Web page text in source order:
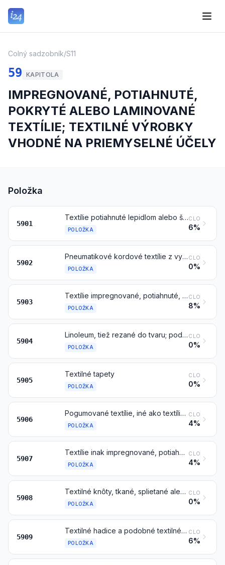
Colný sadzobník/S11
59 KAPITOLA
IMPREGNOVANÉ, POTIAHNUTÉ,
POKRYTÉ ALEBO LAMINOVANÉ
TEXTÍLIE; TEXTILNÉ VÝROBKY
VHODNÉ NA PRIEMYSELNÉ ÚČELY
Položka
5901
Textílie potiahnuté lepidlom alebo škrobovými látkami, druhu používaného na vonkajšie obaly kníh alebo na podobné účely; kopírovacie priesvitné plátno; pripravené maliarske plátno; stužené plátno a podobné stužené textílie druhu používaného ako klobučnícke podložky
POLOŽKA
CLO
6%
5902
Pneumatikové kordové textílie z vysokopevnostnej priadze z nylonu alebo ostatných polyamidov, polyesterov alebo viskózového hodvábu
POLOŽKA
CLO
0%
5903
Textílie impregnované, potiahnuté, pokryté alebo laminované plastmi, iné ako textílie položky 5902
POLOŽKA
CLO
8%
5904
Linoleum, tiež rezané do tvaru; podlahové krytiny pozostávajúce z nánosu alebo povlaku aplikovaného na textilnom podklade, tiež rezané do tvaru
POLOŽKA
CLO
0%
5905
Textilné tapety
POLOŽKA
CLO
0%
5906
Pogumované textílie, iné ako textílie položky 5902
POLOŽKA
CLO
4%
5907
Textílie inak impregnované, potiahnuté alebo pokryté; maľované plátno na divadelnú scénu, textílie na vytvorenie pozadia v štúdiách alebo podobné textílie
POLOŽKA
CLO
4%
5908
Textilné knôty, tkané, splietané alebo pletené, do lámp, varičov, zapaľovačov, sviečok alebo podobných výrobkov; žiarové plynové pančušky a duté pleteniny na výrobu žiarových plynových pančušiek, tiež impregnované
POLOŽKA
CLO
0%
5909
Textilné hadice a podobné textilné rúrky, tiež s obložením, armatúrou alebo príslušenstvom z ostatných materiálov
POLOŽKA
CLO
6%